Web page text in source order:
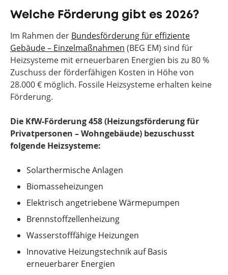
Welche Förderung gibt es 2026?
Im Rahmen der Bundesförderung für effiziente
Gebäude – Einzelmaßnahmen (BEG EM) sind für
Heizsysteme mit erneuerbaren Energien bis zu 80 %
Zuschuss der förderfähigen Kosten in Höhe von
28.000 € möglich. Fossile Heizsysteme erhalten keine
Förderung.
Die KfW-Förderung 458 (Heizungsförderung für
Privatpersonen – Wohngebäude) bezuschusst
folgende Heizsysteme:
Solarthermische Anlagen
Biomasseheizungen
Elektrisch angetriebene Wärmepumpen
Brennstoffzellenheizung
Wasserstofffähige Heizungen
Innovative Heizungstechnik auf Basis
erneuerbarer Energien